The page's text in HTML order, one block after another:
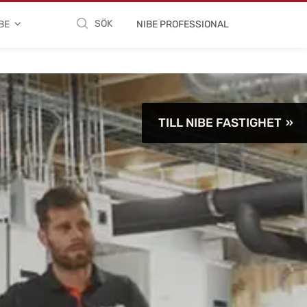
SÖK NIBE PROFESSIONAL
TILL NIBE FASTIGHET